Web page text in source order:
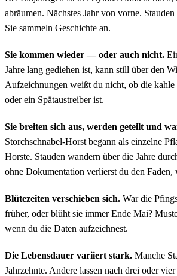
abräumen. Nächstes Jahr von vorne.
Sie sammeln Geschichte an.
Sie kommen wieder — oder auch nicht.
Jahre lang gediehen ist, kann still über den
Aufzeichnungen weißt du nicht, ob die kahle
oder ein Spätaustreiber ist.
Sie breiten sich aus, werden geteilt und
Storchschnabel-Horst begann als einzelne
Horste. Stauden wandern über die Jahre
ohne Dokumentation verlierst du den Faden,
Blütezeiten verschieben sich. War die
früher, oder blüht sie immer Ende Mai?
wenn du die Daten aufzeichnest.
Die Lebensdauer variiert stark. Manche
Jahrzehnte. Andere lassen nach drei oder